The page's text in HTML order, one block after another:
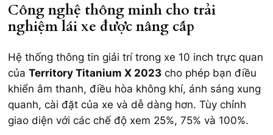
Công nghệ thông minh cho trải
nghiệm lái xe được nâng cấp
Hệ thống thông tin giải trí trong xe 10 inch trực quan
của Territory Titanium X 2023 cho phép bạn điều
khiển âm thanh, điều hòa không khí, ánh sáng xung
quanh, cài đặt của xe và dễ dàng hơn. Tùy chỉnh
giao diện với các chế độ xem 25%, 75% và 100%.